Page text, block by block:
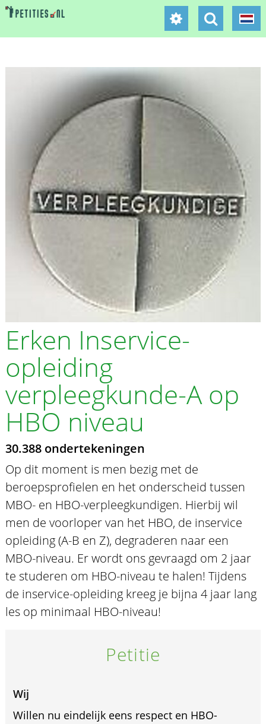
Erken Inservice-
opleiding
verpleegkunde-A op
HBO niveau
30.388 ondertekeningen
Op dit moment is men bezig met de
beroepsprofielen en het onderscheid tussen
MBO- en HBO-verpleegkundigen. Hierbij wil
men de voorloper van het HBO, de inservice
opleiding (A-B en Z), degraderen naar een
MBO-niveau. Er wordt ons gevraagd om 2 jaar
te studeren om HBO-niveau te halen! Tijdens
de inservice-opleiding kreeg je bijna 4 jaar lang
les op minimaal HBO-niveau!
Petitie
Wij
Willen nu eindelijk eens respect en HBO-